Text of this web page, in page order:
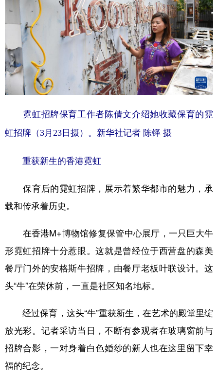
霓虹招牌保育工作者陈倩文介绍她收藏保育的霓
虹招牌（3月23日摄）。新华社记者 陈铎 摄
重获新生的香港霓虹
保育后的霓虹招牌，展示着繁华都市的魅力，承
载和传承着历史。
在香港M+博物馆修复保管中心展厅，一只巨大牛
形霓虹招牌十分惹眼。这就是曾经位于西营盘的森美
餐厅门外的安格斯牛招牌，由餐厅老板叶联设计。这
头“牛”在荣休前，一直是社区知名地标。
经过保育，这头“牛”重获新生，在艺术的殿堂里绽
放光彩。记者采访当日，不断有参观者在玻璃窗前与
招牌合影，一对身着白色婚纱的新人也在这里留下幸
福的纪念。